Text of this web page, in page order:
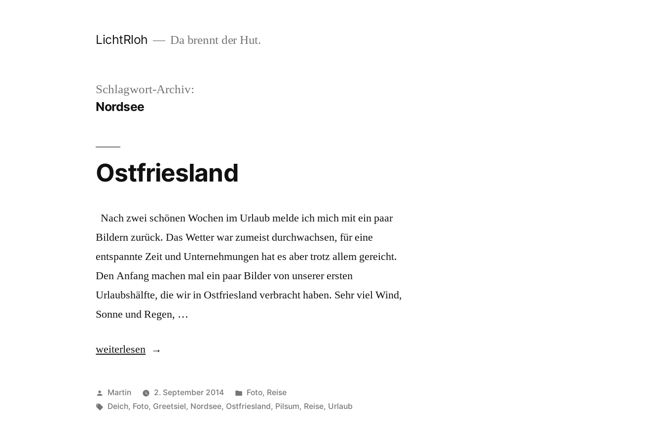
LichtRloh Da brennt der Hut.
Schlagwort-Archiv:
Nordsee
Ostfriesland
Nach zwei schönen Wochen im Urlaub melde ich mich mit ein paar
Bildern zurück. Das Wetter war zumeist durchwachsen, für eine
entspannte Zeit und Unternehmungen hat es aber trotz allem gereicht.
Den Anfang machen mal ein paar Bilder von unserer ersten
Urlaubshälfte, die wir in Ostfriesland verbracht haben. Sehr viel Wind,
Sonne und Regen, …
„Ostfriesland“
weiterlesen
Veröffentlicht
von
Martin 2. September 2014
Veröffentlicht
unter
Foto, Reise
Schlagwörter:
Deich, Foto, Greetsiel, Nordsee, Ostfriesland, Pilsum, Reise, Urlaub